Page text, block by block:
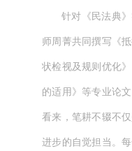
针对《民法典
师周菁共同撰写《
状检视及规则优化
的适用》等专业论
看来，笔耕不辍不
进步的自觉担当。